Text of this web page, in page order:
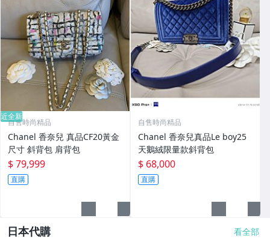
近全新
自售時尚精品
Chanel 香奈兒 真品CF20黃金
尺寸 斜背包 肩背包
$ 79,999
直購
自售時尚精品
Chanel 香奈兒真品Le boy25
天鵝絨限量款斜背包
$ 68,000
直購
日本代購 看全部